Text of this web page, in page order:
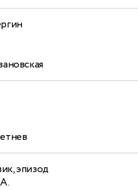
эпизод